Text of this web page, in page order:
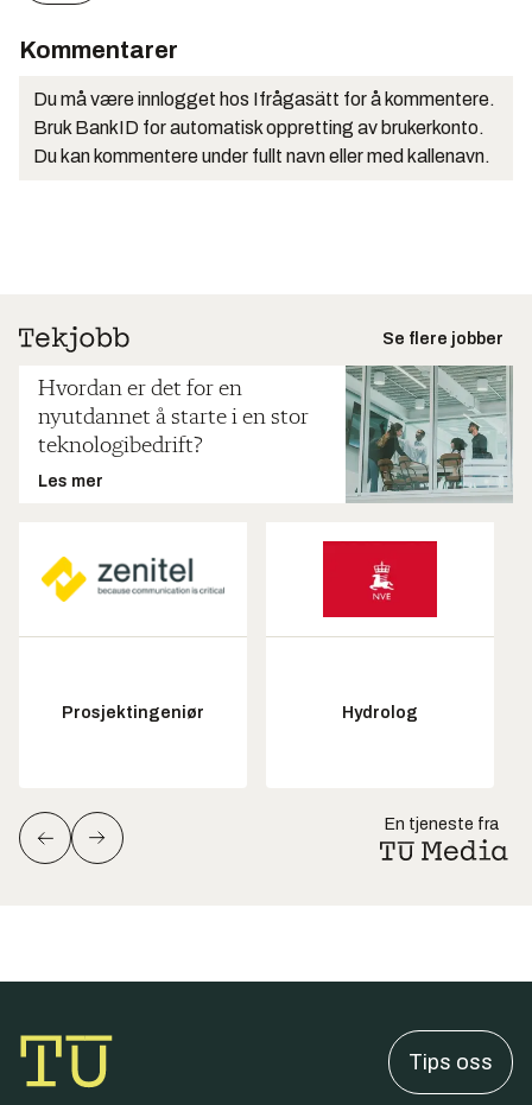
Kommentarer
Du må være innlogget hos Ifrågasätt for å kommentere.
Bruk BankID for automatisk oppretting av brukerkonto.
Du kan kommentere under fullt navn eller med kallenavn.
Se flere jobber
Hvordan er det for en
nyutdannet å starte i en stor
teknologibedrift?
Les mer
Prosjektingeniør Hydrolog
En tjeneste fra
Tips oss